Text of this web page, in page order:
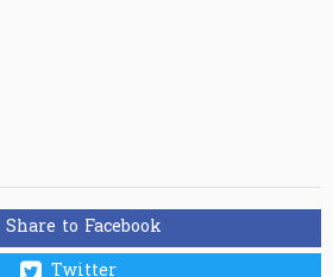
Share to Facebook
Twitter